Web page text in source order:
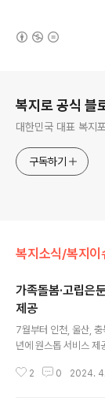
복지로 공식 블
대한민국 대표 복
구독하기
복지소식/복지이
가족돌봄·고립은
제공
7월부터 인천, 울산, 충
년에 원스톱 서비스 제
월 16일(화) 인천, 울산,
2 0 2024.